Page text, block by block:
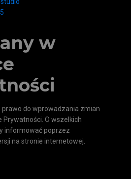
w
do wprowadzania zmian
Prywatności. O wszelkich
informować poprzez
na stronie internetowej.